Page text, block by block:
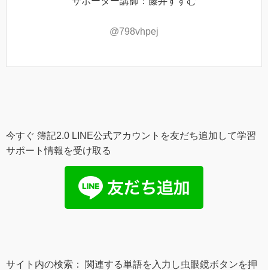
@798vhpej
今すぐ 簿記2.0 LINE公式アカウントを友だち追加して学習
サポート情報を受け取る
サイト内の検索： 関連する単語を入力し虫眼鏡ボタンを押